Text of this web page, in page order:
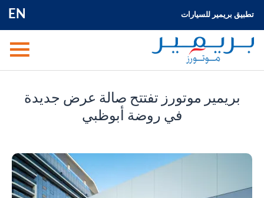
EN تطبيق بريمير للسيارات
بريمير موتورز تفتتح صالة عرض جديدة
في روضة أبوظبي